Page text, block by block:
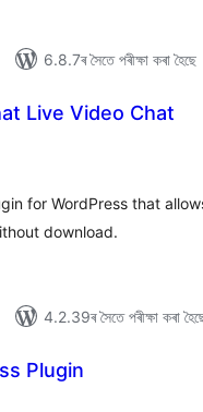
6.8.7ৰ সৈতে পৰীক্ষা কৰা হৈছে
Live Video Chat
for WordPress that
download.
4.2.39ৰ সৈতে পৰীক্ষা কৰা
Plugin